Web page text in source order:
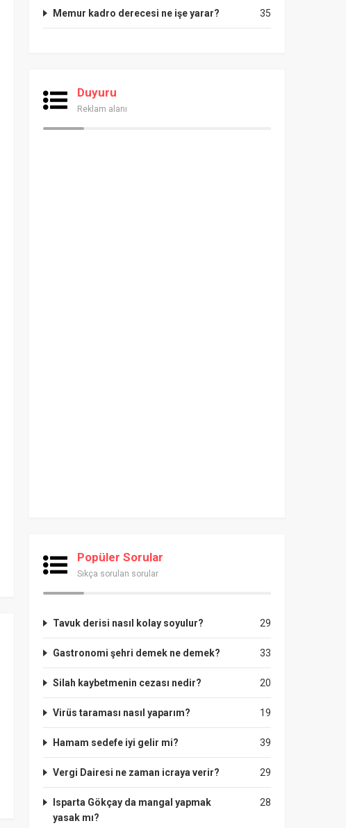
35
Memur kadro derecesi ne işe yarar?
Duyuru
Reklam alanı
Popüler Sorular
Sıkça sorulan sorular
29
Tavuk derisi nasıl kolay soyulur?
33
Gastronomi şehri demek ne demek?
20
Silah kaybetmenin cezası nedir?
19
Virüs taraması nasıl yaparım?
39
Hamam sedefe iyi gelir mi?
29
Vergi Dairesi ne zaman icraya verir?
28
Isparta Gökçay da mangal yapmak
yasak mı?